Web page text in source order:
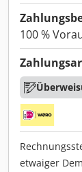
100 %
etwaiger